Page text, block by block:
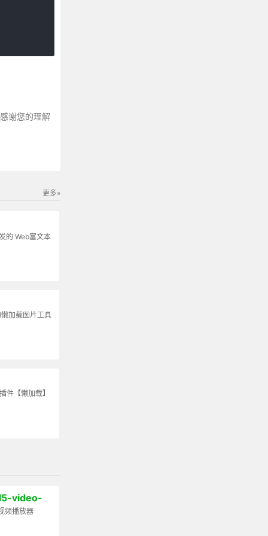
谢您的理解
更多»
的 Web富文本
加载图片工具
件【懒加载】
video-
频播放器